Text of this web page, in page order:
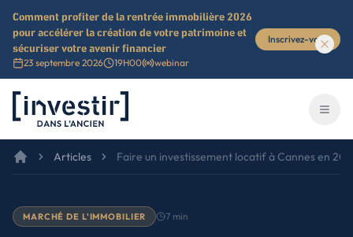
Comment profiter de la rentrée immobilière 2026
pour accélérer la création de votre patrimoine et
sécuriser votre avenir financier
23 septembre 2026 19H00 webinar
Inscrivez-vous
Investir dans l'ancien
Articles Faire un investissement locatif à Cannes en
MARCHÉ DE L'IMMOBILIER 7 min